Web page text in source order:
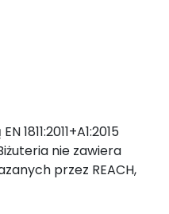
1811:2011+A1:2015
nie zawiera
przez REACH,